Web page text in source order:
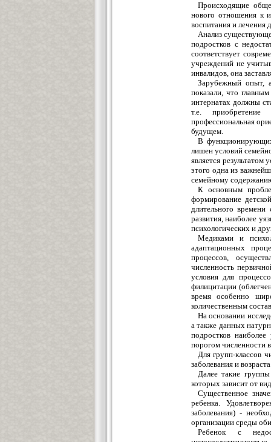
Происходящие
нового отношения к
воспитания и лечения
Анализ
подростков с
соответствует
учреждений не
инвалидов, она
Зарубежный опыт,
показали, что
интернатах должны
т.е.
профессиональная
будущем.
В функционирующих
лишен условий
является
этого одна из
семейному
К основным
формирование
длительного времени
развития, наиболее
психологических и
Медиками и
адаптационных
процессов,
численность
условия для
филицитации
время особенно
количественным
На основании
а также данных
подростков
порогом численности
Для групп-классов
заболевания и
Далее такие
которых зависит от
Существенное
ребенка.
заболевания) -
организации среды
Ребенок с